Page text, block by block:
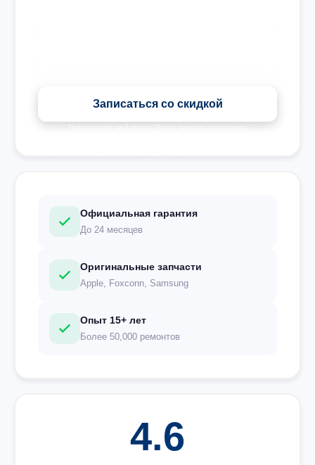
Записаться со скидкой
Перезвоним за 5 минут. Ваши данные защищены.
Официальная гарантия
До 24 месяцев
Оригинальные запчасти
Apple, Foxconn, Samsung
Опыт 15+ лет
Более 50,000 ремонтов
4.6